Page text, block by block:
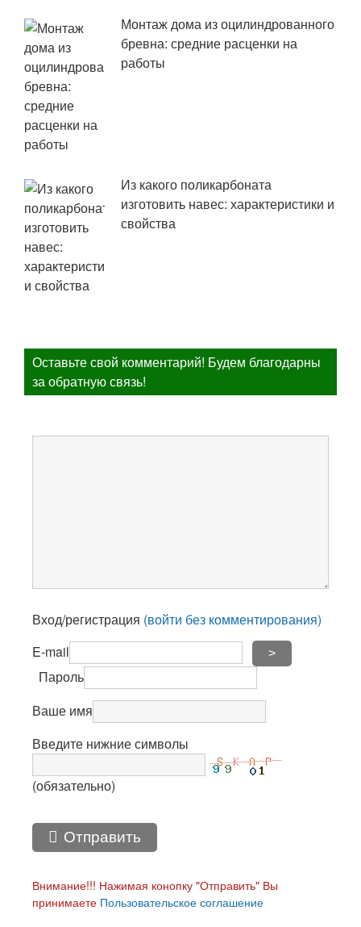
Монтаж дома из оцилиндрованного
бревна: средние расценки на
работы
Из какого поликарбоната
изготовить навес: характеристики и
свойства
Оставьте свой комментарий! Будем благодарны
за обратную связь!
Вход/регистрация (войти без комментирования)
E-mail
>
Пароль
Ваше имя
Введите нижние символы
(обязательно)
Отправить
Внимание!!! Нажимая конопку "Отправить" Вы
принимаете Пользовательское соглашение